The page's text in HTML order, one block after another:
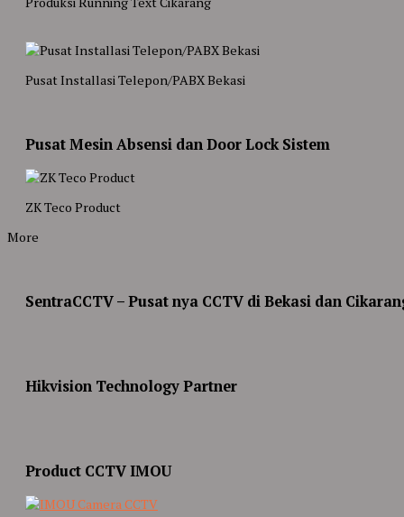
Pusat Installasi Telepon/PABX Bekasi
Pusat Mesin Absensi dan Door Lock Sistem
ZK Teco Product
More
SentraCCTV – Pusat nya CCTV di Bekasi dan
Hikvision Technology Partner
Product CCTV IMOU